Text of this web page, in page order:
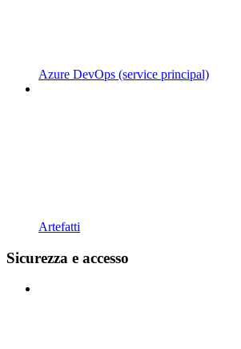
Azure DevOps (service principal)
Artefatti
Sicurezza e accesso